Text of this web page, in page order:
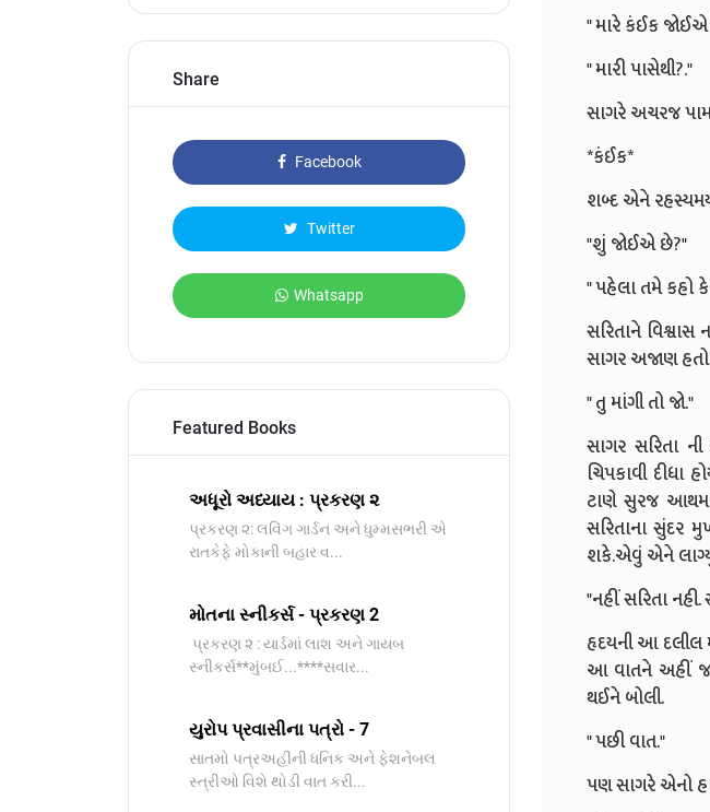
Share
Facebook
Twitter
Whatsapp
Featured Books
અધૂરો અધ્યાય : પ્રકરણ ૨
પ્રકરણ ૨: લવિંગ ગાર્ડન અને ધુમ્મસભરી એ
રાતકેફે મોકાની બહાર વ...
મોતના સ્નીકર્સ - પ્રકરણ 2
પ્રકરણ ૨ : યાર્ડમાં લાશ અને ગાયબ
સ્નીકર્સ**મુંબઈ...****સવાર...
યુરોપ પ્રવાસીના પત્રો - 7
સાતમો પત્રઅહીંની ધનિક અને ફેશનેબલ
સ્ત્રીઓ વિશે થોડી વાત કરી...
" મારે કંઈક જોઈએ
" મારી પાસેથી?."
સાગરે અચરજ
*કંઈક*
શબ્દ એને રહસ્યમય
"શું જોઈએ છે?"
" પહેલા તમે કહો
સરિતાને
સાગર અજાણ
" તુ માંગી તો જો."
સાગર સરિતા
ચિપકાવી
ટાણે સુરજ
સરિતાના સુંદર
શકે.એવું એને
"નહીં સરિતા
હૃદયની આ દલીલ
આ વાતને અહીં
થઈને બોલી.
" પછી વાત."
પણ સાગરે એનો